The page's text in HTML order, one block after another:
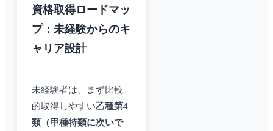
資格取得ロードマッ
プ：未経験からのキ
ャリア設計
未経験者は、まず比較
的取得しやすい乙種第4
類（甲種特類に次いで